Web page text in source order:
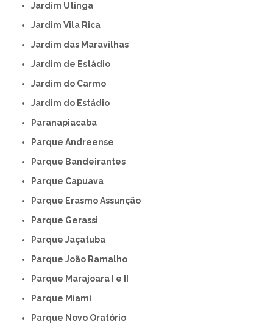
Jardim Utinga
Jardim Vila Rica
Jardim das Maravilhas
Jardim de Estádio
Jardim do Carmo
Jardim do Estádio
Paranapiacaba
Parque Andreense
Parque Bandeirantes
Parque Capuava
Parque Erasmo Assunção
Parque Gerassi
Parque Jaçatuba
Parque João Ramalho
Parque Marajoara I e II
Parque Miami
Parque Novo Oratório